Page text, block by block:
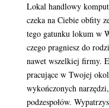
Lokal handlowy
czeka na Ciebie obfity
tego gatunku lokum w
czego pragniesz do
nawet wszelkiej firmy.
pracujące w Twojej
wykończonych
podzespołów.